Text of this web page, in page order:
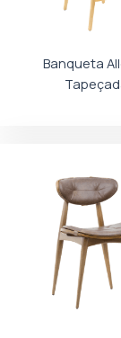
Banqueta